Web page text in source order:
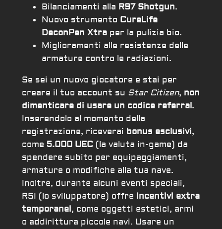
Bilanciamenti alla R97 Shotgun.
Nuovo strumento CureLife
DeconPen Xtraper la pulizia bio.
Miglioramenti alle resistenze delle
armature contro le radiazioni.
Se sei un nuovo giocatore e stai per
creare il tuo account su Star Citizen, non
dimenticare di usare un codice referral.
Inserendolo al momento della
registrazione, riceverai bonus esclusivi,
come 5.000 UEC (la valuta in-game) da
spendere subito per equipaggiamenti,
armature o modifiche alla tua nave.
Inoltre, durante alcuni eventi speciali,
RSI (lo sviluppatore) offre incentivi extra
temporanei, come oggetti estetici, armi
o addirittura piccole navi. Usare un